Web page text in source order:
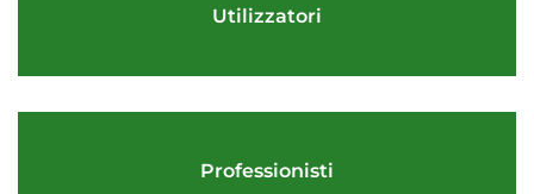
Utilizzatori
Professionisti